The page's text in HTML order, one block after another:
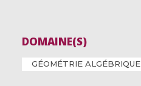
DOMAINE(S)
GÉOMÉTRIE ALGÉBRIQUE